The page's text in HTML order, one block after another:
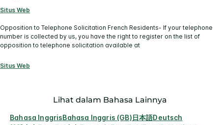
Situs Web
Opposition to Telephone Solicitation French Residents- If your telephone
number is collected by us, you have the right to register on the list of
opposition to telephone solicitation available at
Situs Web
Lihat dalam Bahasa Lainnya
Bahasa InggrisBahasa Inggris (GB)日本語Deutsch